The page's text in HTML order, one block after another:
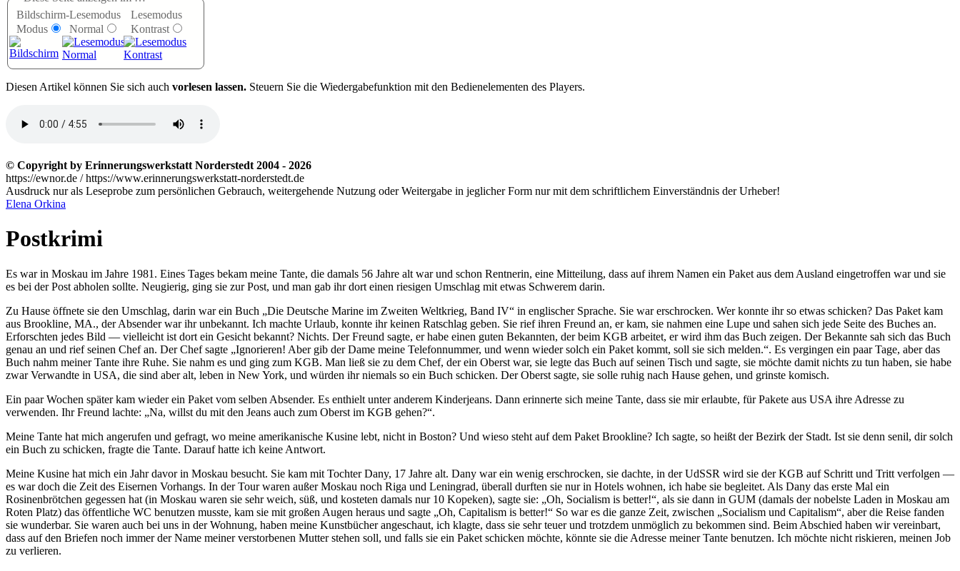
Bildschirm-
Modus
Lesemodus
Normal
Lesemodus
Kontrast
Diesen Artikel können Sie sich auch vorlesen lassen. Steuern Sie die Wiedergabefunktion mit den Bedienelementen des Players.
© Copyright by Erinnerungswerkstatt Norderstedt 2004 - 2026
https://ewnor.de / https://www.erinnerungswerkstatt-norderstedt.de
Ausdruck nur als Leseprobe zum persönlichen Gebrauch, weitergehende Nutzung oder Weitergabe in jeglicher Form nur mit dem schriftlichem Einverständnis der Urheber!
Elena Orkina
Postkrimi
Es war in Moskau im Jahre 1981. Eines Tages bekam meine Tante, die damals 56 Jahre alt war und schon Rentnerin, eine Mitteilung, dass auf ihrem Namen ein Paket aus dem Ausland eingetroffen war und sie
es bei der Post abholen sollte. Neugierig, ging sie zur Post, und man gab ihr dort einen riesigen Umschlag mit etwas Schwerem darin.
Zu Hause öffnete sie den Umschlag, darin war ein Buch
Die Deutsche Marine im Zweiten Weltkrieg, Band IV
in englischer Sprache. Sie war erschrocken. Wer konnte ihr so etwas schicken? Das Paket kam
aus Brookline, MA., der Absender war ihr unbekannt. Ich machte Urlaub, konnte ihr keinen Ratschlag geben. Sie rief ihren Freund an, er kam, sie nahmen eine Lupe und sahen sich jede Seite des Buches an.
Erforschten jedes Bild — vielleicht ist dort ein Gesicht bekannt? Nichts. Der Freund sagte, er habe einen guten Bekannten, der beim KGB arbeitet, er wird ihm das Buch zeigen. Der Bekannte sah sich das Buch
genau an und rief seinen Chef an. Der Chef sagte
Ignorieren! Aber gib der Dame meine Telefonnummer, und wenn wieder solch ein Paket kommt, soll sie sich melden. . Es vergingen ein paar Tage, aber das
Buch nahm meiner Tante ihre Ruhe. Sie nahm es und ging zum KGB. Man ließ sie zu dem Chef, der ein Oberst war, sie legte das Buch auf seinen Tisch und sagte, sie möchte damit nichts zu tun haben, sie habe
zwar Verwandte in USA, die sind aber alt, leben in New York, und würden ihr niemals so ein Buch schicken. Der Oberst sagte, sie solle ruhig nach Hause gehen, und grinste komisch.
Ein paar Wochen später kam wieder ein Paket vom selben Absender. Es enthielt unter anderem Kinderjeans. Dann erinnerte sich meine Tante, dass sie mir erlaubte, für Pakete aus USA ihre Adresse zu
verwenden. Ihr Freund lachte:
Na, willst du mit den Jeans auch zum Oberst im KGB gehen? .
Meine Tante hat mich angerufen und gefragt, wo meine amerikanische Kusine lebt, nicht in Boston? Und wieso steht auf dem Paket Brookline? Ich sagte, so heißt der Bezirk der Stadt. Ist sie denn senil, dir solch
ein Buch zu schicken, fragte die Tante. Darauf hatte ich keine Antwort.
Meine Kusine hat mich ein Jahr davor in Moskau besucht. Sie kam mit Tochter Dany, 17 Jahre alt. Dany war ein wenig erschrocken, sie dachte, in der UdSSR wird sie der KGB auf Schritt und Tritt verfolgen —
es war doch die Zeit des Eisernen Vorhangs. In der Tour waren außer Moskau noch Riga und Leningrad, überall durften sie nur in Hotels wohnen, ich habe sie begleitet. Als Dany das erste Mal ein
Rosinenbrötchen gegessen hat (in Moskau waren sie sehr weich, süß, und kosteten damals nur 10 Kopeken), sagte sie:
Oh, Socialism is better! , als sie dann in GUM (damals der nobelste Laden in Moskau am
Roten Platz) das öffentliche WC benutzen musste, kam sie mit großen Augen heraus und sagte
Oh, Capitalism is better! So war es die ganze Zeit, zwischen Socialism und Capitalism , aber die Reise fanden
sie wunderbar. Sie waren auch bei uns in der Wohnung, haben meine Kunstbücher angeschaut, ich klagte, dass sie sehr teuer und trotzdem unmöglich zu bekommen sind. Beim Abschied haben wir vereinbart,
dass auf den Briefen noch immer der Name meiner verstorbenen Mutter stehen soll, und falls sie ein Paket schicken möchte, könnte sie die Adresse meiner Tante benutzen. Ich möchte nicht riskieren, meinen Job
zu verlieren.